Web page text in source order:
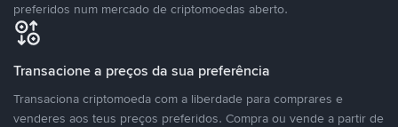
preferidos num mercado de criptomoedas aberto.
Transacione a preços da sua preferência
Transaciona criptomoeda com a liberdade para comprares e
venderes aos teus preços preferidos. Compra ou vende a partir de